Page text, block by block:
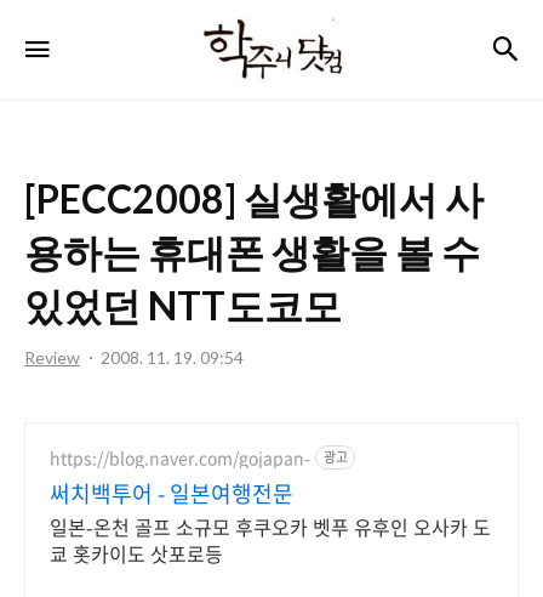
주
컴
[PECC2008] 실생활에서 사
용하는 휴대폰 생활을 볼 수
있었던 NTT도코모
Review 2008. 11. 19. 09:54
https://blog.naver.com/gojapan- 광고
써치백투어 - 일본여행전문
일본-온천 골프 소규모 후쿠오카 벳푸 유후인 오사카 도
쿄 홋카이도 삿포로등